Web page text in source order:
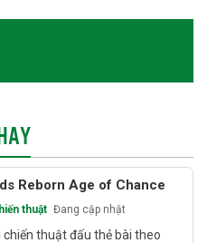
Reborn Age of Chance
thuật Đang cập nhật
chiến thuật đấu thẻ bài theo